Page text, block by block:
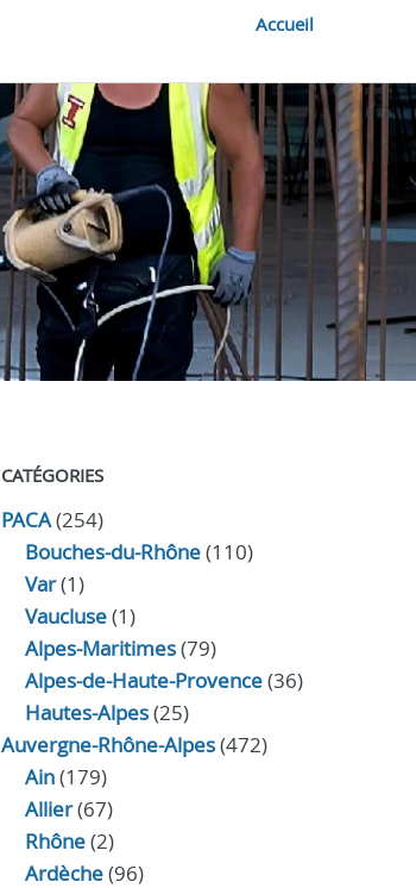
Accueil
CATÉGORIES
PACA(254)
Bouches-du-Rhône(110)
Var(1)
Vaucluse(1)
Alpes-Maritimes(79)
Alpes-de-Haute-Provence(36)
Hautes-Alpes(25)
Auvergne-Rhône-Alpes(472)
Ain(179)
Allier(67)
Rhône(2)
Ardèche(96)